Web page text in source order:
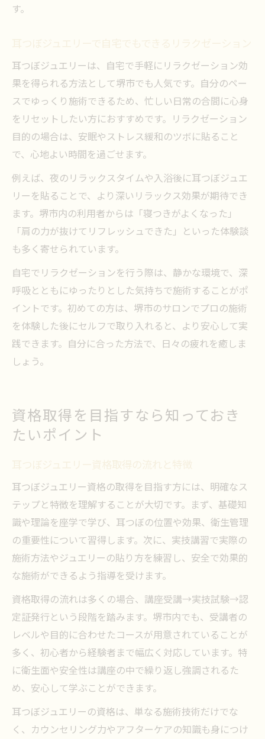
す。
耳つぼジュエリーで自宅でもできるリラクゼーション
耳つぼジュエリーは、自宅で手軽にリラクゼーション効
果を得られる方法として堺市でも人気です。自分のペー
スでゆっくり施術できるため、忙しい日常の合間に心身
をリセットしたい方におすすめです。リラクゼーション
目的の場合は、安眠やストレス緩和のツボに貼ること
で、心地よい時間を過ごせます。
例えば、夜のリラックスタイムや入浴後に耳つぼジュエ
リーを貼ることで、より深いリラックス効果が期待でき
ます。堺市内の利用者からは「寝つきがよくなった」
「肩の力が抜けてリフレッシュできた」といった体験談
も多く寄せられています。
自宅でリラクゼーションを行う際は、静かな環境で、深
呼吸とともにゆったりとした気持ちで施術することがポ
イントです。初めての方は、堺市のサロンでプロの施術
を体験した後にセルフで取り入れると、より安心して実
践できます。自分に合った方法で、日々の疲れを癒しま
しょう。
資格取得を目指すなら知っておき
たいポイント
耳つぼジュエリー資格取得の流れと特徴
耳つぼジュエリー資格の取得を目指す方には、明確なス
テップと特徴を理解することが大切です。まず、基礎知
識や理論を座学で学び、耳つぼの位置や効果、衛生管理
の重要性について習得します。次に、実技講習で実際の
施術方法やジュエリーの貼り方を練習し、安全で効果的
な施術ができるよう指導を受けます。
資格取得の流れは多くの場合、講座受講→実技試験→認
定証発行という段階を踏みます。堺市内でも、受講者の
レベルや目的に合わせたコースが用意されていることが
多く、初心者から経験者まで幅広く対応しています。特
に衛生面や安全性は講座の中で繰り返し強調されるた
め、安心して学ぶことができます。
耳つぼジュエリーの資格は、単なる施術技術だけでな
く、カウンセリング力やアフターケアの知識も身につけ